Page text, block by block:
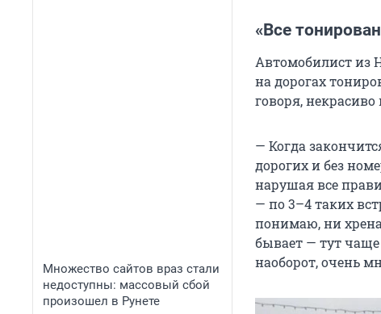
Множество сайтов враз стали
недоступны: массовый сбой
произошел в Рунете
«Все
Автомобилист из
на дорогах
говоря,
— Когда
дорогих и без
нарушая все
— по 3–4 таких
понимаю, ни хрена
бывает — тут
наоборот, очень